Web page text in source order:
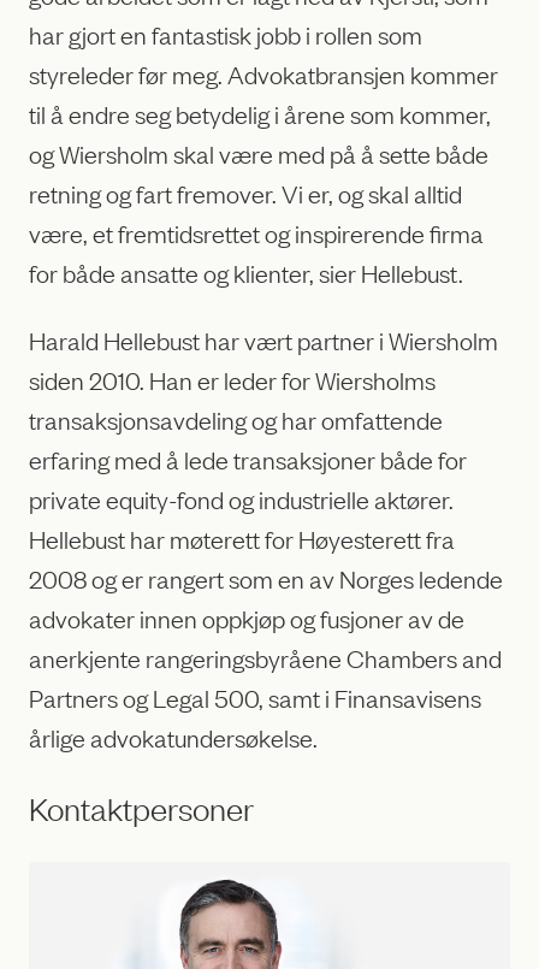
har gjort en fantastisk jobb i rollen som
styreleder før meg. Advokatbransjen kommer
til å endre seg betydelig i årene som kommer,
og Wiersholm skal være med på å sette både
retning og fart fremover. Vi er, og skal alltid
være, et fremtidsrettet og inspirerende firma
for både ansatte og klienter, sier Hellebust.
Harald Hellebust har vært partner i Wiersholm
siden 2010. Han er leder for Wiersholms
transaksjonsavdeling og har omfattende
erfaring med å lede transaksjoner både for
private equity-fond og industrielle aktører.
Hellebust har møterett for Høyesterett fra
2008 og er rangert som en av Norges ledende
advokater innen oppkjøp og fusjoner av de
anerkjente rangeringsbyråene Chambers and
Partners og Legal 500, samt i Finansavisens
årlige advokatundersøkelse.
Kontaktpersoner